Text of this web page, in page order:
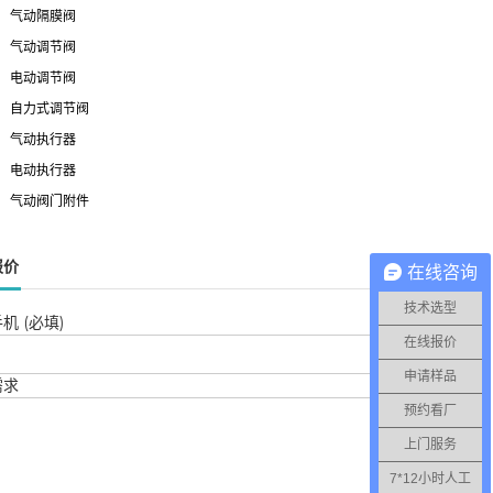
气动隔膜阀
气动调节阀
电动调节阀
自力式调节阀
气动执行器
电动执行器
气动阀门附件
价
机 (必填)
求
在线咨询
技术选型
在线报价
申请样品
预约看厂
上门服务
7*12小时人工